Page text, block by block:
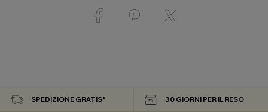
SPEDIZIONE GRATIS* 30 GIORNI PER IL RESO